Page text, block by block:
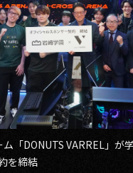
「DONUTS VARREL」が
を締結